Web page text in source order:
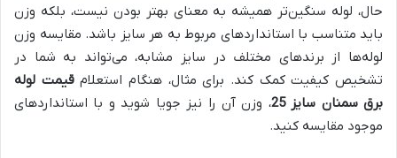
حال، لوله سنگین‌تر همیشه به معنای بهتر بودن نیست، بلکه وزن
باید متناسب با استانداردهای مربوط به هر سایز باشد. مقایسه وزن
لوله‌ها از برندهای مختلف در سایز مشابه، می‌تواند به شما در
تشخیص کیفیت کمک کند. برای مثال، هنگام استعلامقیمت لوله
برق سمنان سایز 25
، وزن آن را نیز جویا شوید و با استانداردهای
موجود مقایسه کنید.